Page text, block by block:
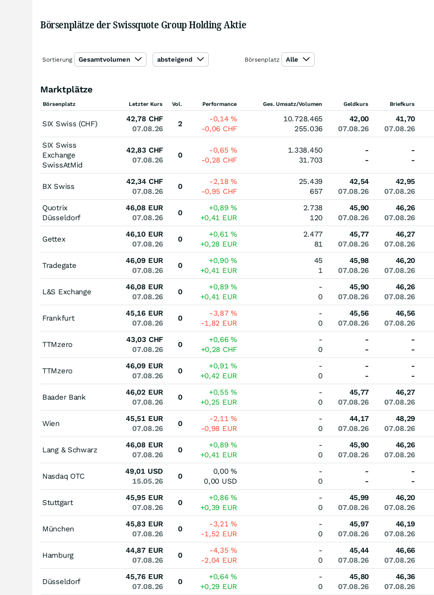
Börsenplätze der Swissquote Group Holding Aktie
Sortierung Gesamtvolumen absteigend Börsenplatz Alle
Marktplätze
Börsenplatz Letzter Kurs Vol. Performance Ges. Umsatz/Volumen Geldkurs Briefkurs
SIX Swiss (CHF)
42,78 CHF
07.08.26
2
-0,14%
-0,06 CHF
10.728.465
255.036
42,00
07.08.26
41,70
07.08.26
SIX Swiss
Exchange
SwissAtMid
42,83 CHF
07.08.26
0
-0,65%
-0,28 CHF
1.338.450
31.703
-
-
-
-
BX Swiss
42,34 CHF
07.08.26
0
-2,18%
-0,95 CHF
25.439
657
42,54
07.08.26
42,95
07.08.26
Quotrix
Düsseldorf
46,08 EUR
07.08.26
0
+0,89%
+0,41 EUR
2.738
120
45,90
07.08.26
46,26
07.08.26
Gettex
46,10 EUR
07.08.26
0
+0,61%
+0,28 EUR
2.477
81
45,77
07.08.26
46,27
07.08.26
Tradegate
46,09 EUR
07.08.26
0
+0,90%
+0,41 EUR
45
1
45,98
07.08.26
46,20
07.08.26
L&S Exchange
46,08 EUR
07.08.26
0
+0,89%
+0,41 EUR
-
0
45,90
07.08.26
46,26
07.08.26
Frankfurt
45,16 EUR
07.08.26
0
-3,87%
-1,82 EUR
-
0
45,56
07.08.26
46,56
07.08.26
TTMzero
43,03 CHF
07.08.26
0
+0,66%
+0,28 CHF
-
0
-
-
-
-
TTMzero
46,09 EUR
07.08.26
0
+0,91%
+0,42 EUR
-
0
-
-
-
-
Baader Bank
46,02 EUR
07.08.26
0
+0,55%
+0,25 EUR
-
0
45,77
07.08.26
46,27
07.08.26
Wien
45,51 EUR
07.08.26
0
-2,11%
-0,98 EUR
-
0
44,17
07.08.26
48,29
07.08.26
Lang & Schwarz
46,08 EUR
07.08.26
0
+0,89%
+0,41 EUR
-
0
45,90
07.08.26
46,26
07.08.26
Nasdaq OTC
49,01 USD
15.05.26
0
0,00%
0,00 USD
-
0
-
-
-
-
Stuttgart
45,95 EUR
07.08.26
0
+0,86%
+0,39 EUR
-
0
45,99
07.08.26
46,20
07.08.26
München
45,83 EUR
07.08.26
0
-3,21%
-1,52 EUR
-
0
45,97
07.08.26
46,19
07.08.26
Hamburg
44,87 EUR
07.08.26
0
-4,35%
-2,04 EUR
-
0
45,44
07.08.26
46,66
07.08.26
Düsseldorf
45,76 EUR
07.08.26
0
+0,64%
+0,29 EUR
-
0
45,80
07.08.26
46,36
07.08.26